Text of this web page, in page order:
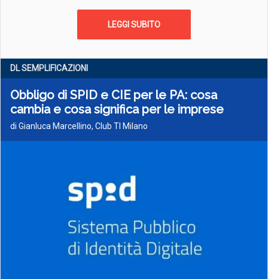
LEGGI SUBITO
DL SEMPLIFICAZIONI
Obbligo di SPID e CIE per le PA: cosa
cambia e cosa significa per le imprese
di Gianluca Marcellino, Club TI Milano